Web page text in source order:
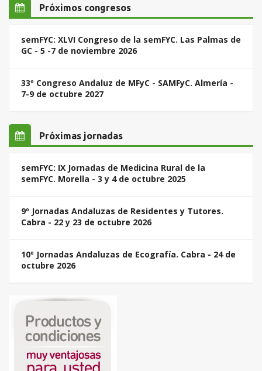
Próximos congresos
semFYC: XLVI Congreso de la semFYC. Las Palmas de
GC - 5 -7 de noviembre 2026
33º Congreso Andaluz de MFyC - SAMFyC. Almería -
7-9 de octubre 2027
Próximas jornadas
semFYC: IX Jornadas de Medicina Rural de la
semFYC. Morella - 3 y 4 de octubre 2025
9º Jornadas Andaluzas de Residentes y Tutores.
Cabra - 22 y 23 de octubre 2026
10º Jornadas Andaluzas de Ecografía. Cabra - 24 de
octubre 2026